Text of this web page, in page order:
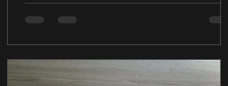
感的技巧 ，希望能幫助你們突破瓶頸，寫
出讓人眼睛一亮的作品！ 同人創作靈感來
源：從生活中挖掘故事寶藏 你知道嗎？靈